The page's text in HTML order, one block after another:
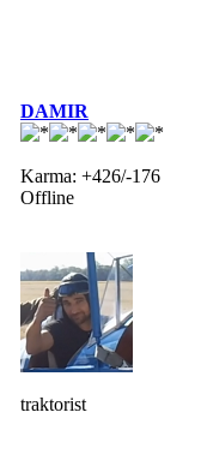
DAMIR
Karma: +426/-176
Offline
traktorist